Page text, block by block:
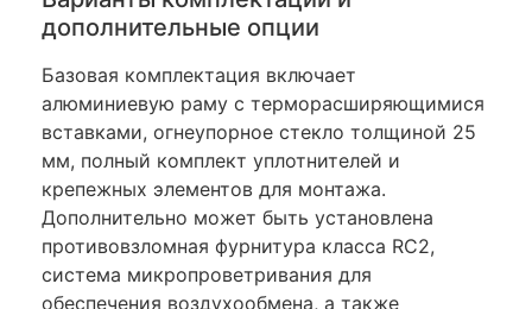
дополнительные опции
Базовая комплектация включает
алюминиевую раму с терморасширяющимися
вставками, огнеупорное стекло толщиной 25
мм, полный комплект уплотнителей и
крепежных элементов для монтажа.
Дополнительно может быть установлена
противовзломная фурнитура класса RC2,
система микропроветривания для
обеспечения воздухообмена, а также